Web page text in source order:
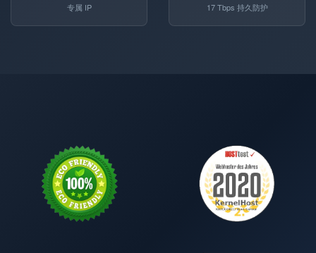
专属 IP 17 Tbps 持久防护